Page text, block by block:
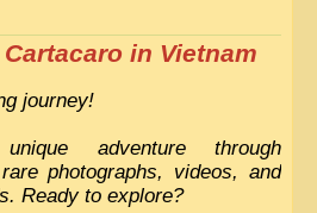
in Vietnam
journey!
adventure through
photographs, videos, and
Ready to explore?